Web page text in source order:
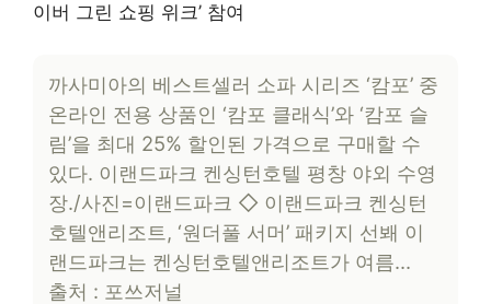
이버 그린 쇼핑 위크’ 참여
까사미아의 베스트셀러 소파 시리즈 ‘캄포’ 중
온라인 전용 상품인 ‘캄포 클래식’와 ‘캄포 슬
림’을 최대 25% 할인된 가격으로 구매할 수
있다. 이랜드파크 켄싱턴호텔 평창 야외 수영
장./사진=이랜드파크 ◇ 이랜드파크 켄싱턴
호텔앤리조트, ‘원더풀 서머’ 패키지 선봬 이
랜드파크는 켄싱턴호텔앤리조트가 여름…
출처 : 포쓰저널